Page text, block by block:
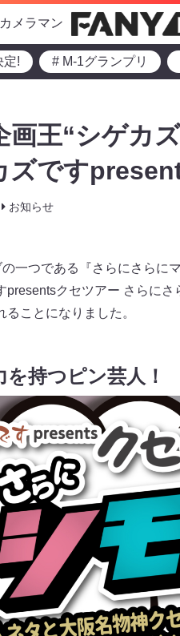
メラマン
定! # M-1グランプリ
画王“シゲカ
ズです
お知らせ
の一つである『さらにさら
presentsクセツアー さらに
ることになりました。
持つピン芸人！